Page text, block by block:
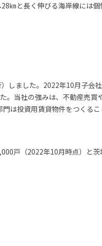
㎞と長く伸びる海岸線には
しました。2022年10月子会
。当社の強みは、不動産売買
は投資用賃貸物件をつくる
戸（2022年10月時点）と茨